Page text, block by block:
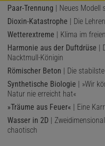
Paar-Trennung | Neues Modell
Dioxin-Katastrophe | Die
Wetterextreme | Klima im
Harmonie aus der Duftdrüse |
Nacktmull-Königin
Römischer Beton | Die
Synthetische Biologie | »Wir
Natur nie erreicht hat«
»Träume aus Feuer« | Eine
Wasser in 2D |
chaotisch